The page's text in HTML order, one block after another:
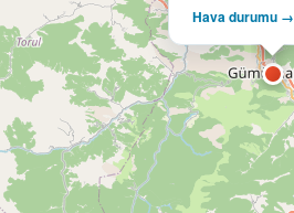
Hava durumu →